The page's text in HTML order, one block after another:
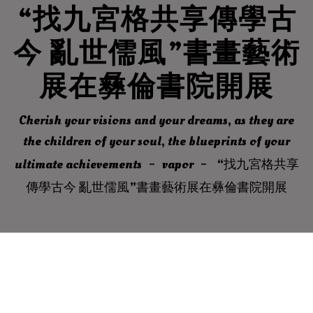
“找九宮格共享傳學古
今 亂世儒風”書畫藝術
展在彝倫書院開展
Cherish your visions and your dreams, as they are
the children of your soul, the blueprints of your
ultimate achievements
vapor
“找九宮格共享
傳學古今 亂世儒風”書畫藝術展在彝倫書院開展